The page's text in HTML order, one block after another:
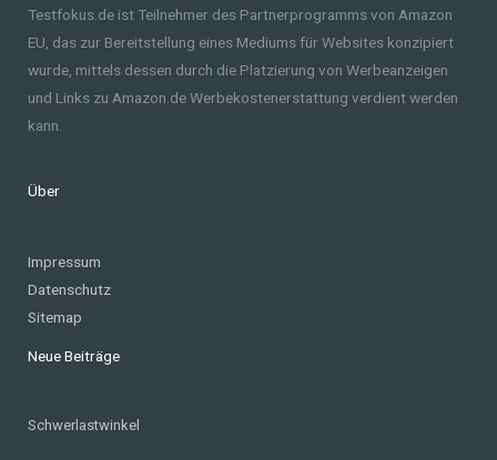
Testfokus.de ist Teilnehmer des Partnerprogramms von Amazon
EU, das zur Bereitstellung eines Mediums für Websites konzipiert
wurde, mittels dessen durch die Platzierung von Werbeanzeigen
und Links zu Amazon.de Werbekostenerstattung verdient werden
kann.
Über
Impressum
Datenschutz
Sitemap
Neue Beiträge
Schwerlastwinkel